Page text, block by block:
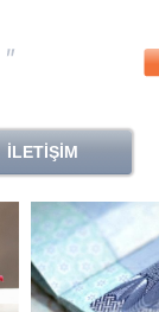
İLETİŞİM